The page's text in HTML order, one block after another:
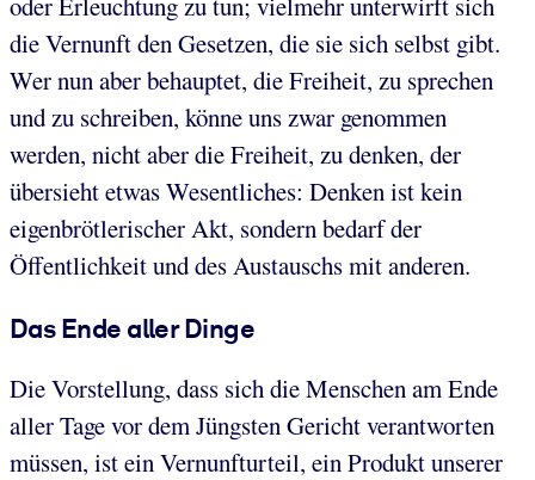
die Vernunft den Gesetzen, die sie sich selbst gibt.
Wer nun aber behauptet, die Freiheit, zu sprechen
und zu schreiben, könne uns zwar genommen
werden, nicht aber die Freiheit, zu denken, der
übersieht etwas Wesentliches: Denken ist kein
eigenbrötlerischer Akt, sondern bedarf der
Öffentlichkeit und des Austauschs mit anderen.
Das Ende aller Dinge
Die Vorstellung, dass sich die Menschen am Ende
aller Tage vor dem Jüngsten Gericht verantworten
müssen, ist ein Vernunfturteil, ein Produkt unserer